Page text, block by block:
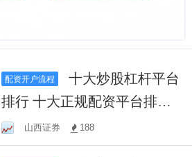
配资开户流程
十大炒股杠杆平台
排行 十大正规配资平台排行
榜：精选优质平台，安全投
资首选！
山西证券 188